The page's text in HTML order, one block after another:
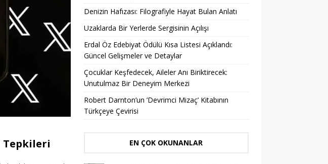
Tepkileri
Denizin Hafızası: Filografiyle Hayat Bulan Anlatı
Uzaklarda Bir Yerlerde Sergisinin Açılışı
Erdal Öz Edebiyat Ödülü Kısa Listesi Açıklandı:
Güncel Gelişmeler ve Detaylar
Çocuklar Keşfedecek, Aileler Anı Biriktirecek:
Unutulmaz Bir Deneyim Merkezi
Robert Darnton’un ’Devrimci Mizaç’ Kitabının
Türkçeye Çevirisi
EN ÇOK OKUNANLAR